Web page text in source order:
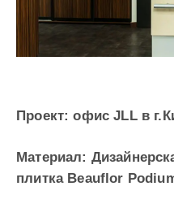
Проект: офис JLL в
Материал:
плитка Beauflor